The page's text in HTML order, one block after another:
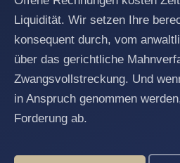
Liquidität. Wir setzen Ihre
konsequent durch, vom
über das gerichtliche
Zwangsvollstreckung. Und
in Anspruch genommen
Forderung ab.